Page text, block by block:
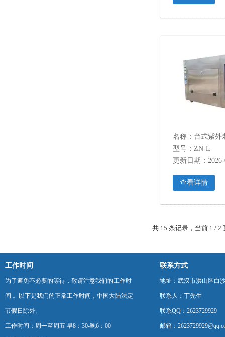
型号：ZN-L
更新日期：
查看详情
共 15 条记录，当前 1 /
工作时间
为了避免不必要的等待，敬请注意我们的工作时
间 。以下是我们的正常工作时间，中国大陆法定
节假日除外。
工作时间：周一至周五 早8：30-晚6：00
联系方式
地址：武汉市洪山区白
联系人：丁先生
联系QQ：2623729929
邮箱：